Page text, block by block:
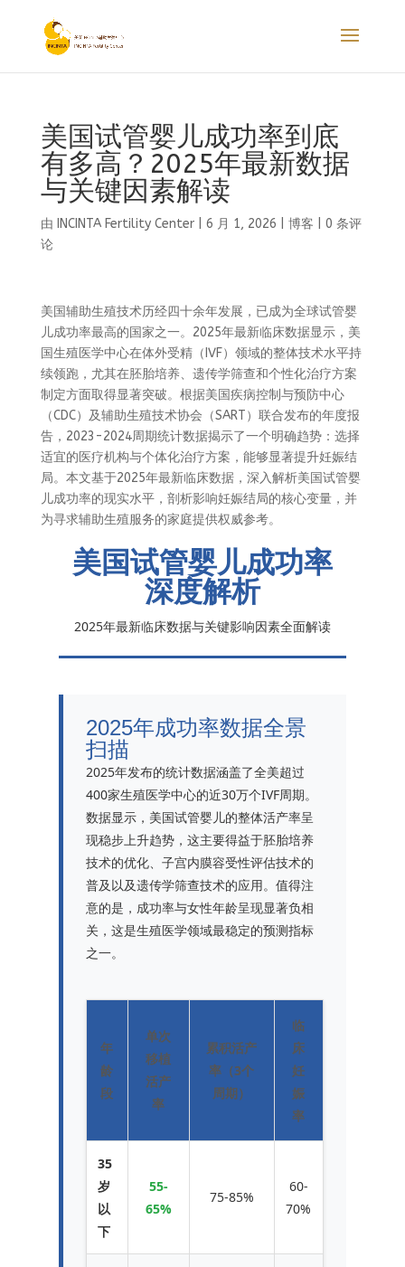
美国试管婴儿成功率到底
有多高？2025年最新数据
与关键因素解读
由 INCINTA Fertility Center| 6 月 1, 2026 博客
0 条评
论
美国辅助生殖技术历经四十余年发展，已成为全球试管婴
儿成功率最高的国家之一。2025年最新临床数据显示，美
国生殖医学中心在体外受精（IVF）领域的整体技术水平持
续领跑，尤其在胚胎培养、遗传学筛查和个性化治疗方案
制定方面取得显著突破。根据美国疾病控制与预防中心
（CDC）及辅助生殖技术协会（SART）联合发布的年度报
告，2023-2024周期统计数据揭示了一个明确趋势：选择
适宜的医疗机构与个体化治疗方案，能够显著提升妊娠结
局。本文基于2025年最新临床数据，深入解析美国试管婴
儿成功率的现实水平，剖析影响妊娠结局的核心变量，并
为寻求辅助生殖服务的家庭提供权威参考。
美国试管婴儿成功率
深度解析
2025年最新临床数据与关键影响因素全面解读
2025年成功率数据全景
扫描
2025年发布的统计数据涵盖了全美超过
400家生殖医学中心的近30万个IVF周期。
数据显示，美国试管婴儿的整体活产率呈
现稳步上升趋势，这主要得益于胚胎培养
技术的优化、子宫内膜容受性评估技术的
普及以及遗传学筛查技术的应用。值得注
意的是，成功率与女性年龄呈现显著负相
关，这是生殖医学领域最稳定的预测指标
之一。
年
龄
段
单次
移植
活产
率
累积活产
率（3个
周期）
临
床
妊
娠
率
35
岁
以
下
55-
65%
75-85%
60-
70%